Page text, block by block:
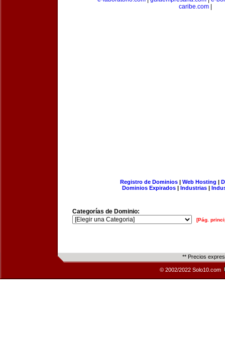
caribe.com
Registro de Dominios| Web Hosting |
Dominios Expirados | Industrias |
Categorías de Dominio:
[Pág.
** Precios
© 2002/2022 Solo10.com